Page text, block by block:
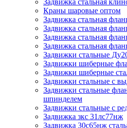
Краны шаровые оптом
Задвижка стальная
Задвижка стальная
Задвижка стальная
Задвижка стальная
Задвижки стальные
Задвижки шиберные
Задвижки шиберные
Задвижки стальные с
Задвижки стальные
шпинделем
Задвижки стальные с
Задвижка зкс 31лс77нж
Задвижка 30с65нж